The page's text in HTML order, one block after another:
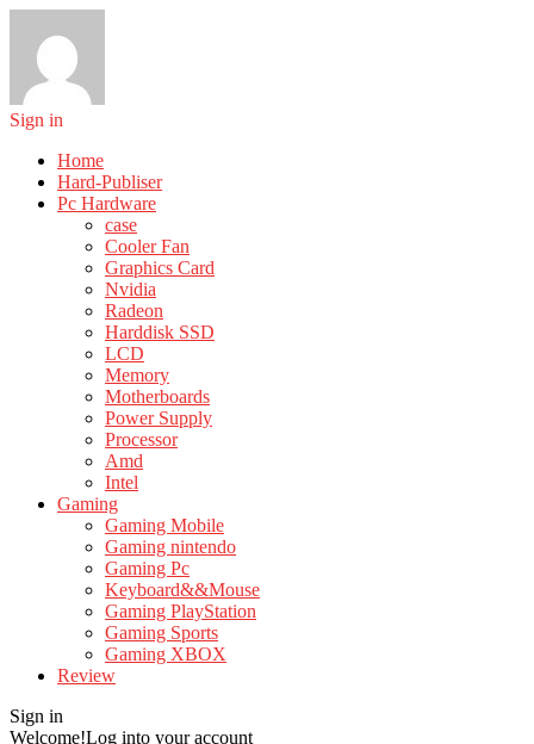
Sign in
Home
Hard-Publiser
Pc Hardware
case
Cooler Fan
Graphics Card
Nvidia
Radeon
Harddisk SSD
LCD
Memory
Motherboards
Power Supply
Processor
Amd
Intel
Gaming
Gaming Mobile
Gaming nintendo
Gaming Pc
Keyboard&&Mouse
Gaming PlayStation
Gaming Sports
Gaming XBOX
Review
Sign in
Welcome!Log into your account